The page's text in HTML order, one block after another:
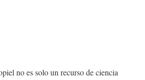
no es solo un recurso de ciencia